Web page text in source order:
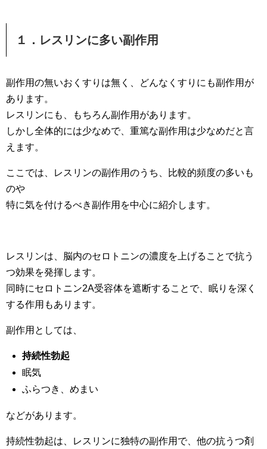
１．レスリンに多い副作用
副作用の無いおくすりは無く、どんなくすりにも副作用が
あります。
レスリンにも、もちろん副作用があります。
しかし全体的には少なめで、重篤な副作用は少なめだと言
えます。
ここでは、レスリンの副作用のうち、比較的頻度の多いも
のや
特に気を付けるべき副作用を中心に紹介します。
レスリンは、脳内のセロトニンの濃度を上げることで抗う
つ効果を発揮します。
同時にセロトニン2A受容体を遮断することで、眠りを深く
する作用もあります。
副作用としては、
持続性勃起
眠気
ふらつき、めまい
などがあります。
持続性勃起は、レスリンに独特の副作用で、他の抗うつ剤